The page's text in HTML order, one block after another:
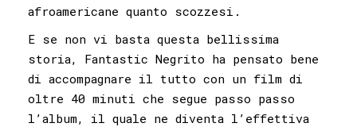
afroamericane quanto scozzesi.
E se non vi basta questa bellissima
storia, Fantastic Negrito ha pensato bene
di accompagnare il tutto con un film di
oltre 40 minuti che segue passo passo
l’album, il quale ne diventa l’effettiva